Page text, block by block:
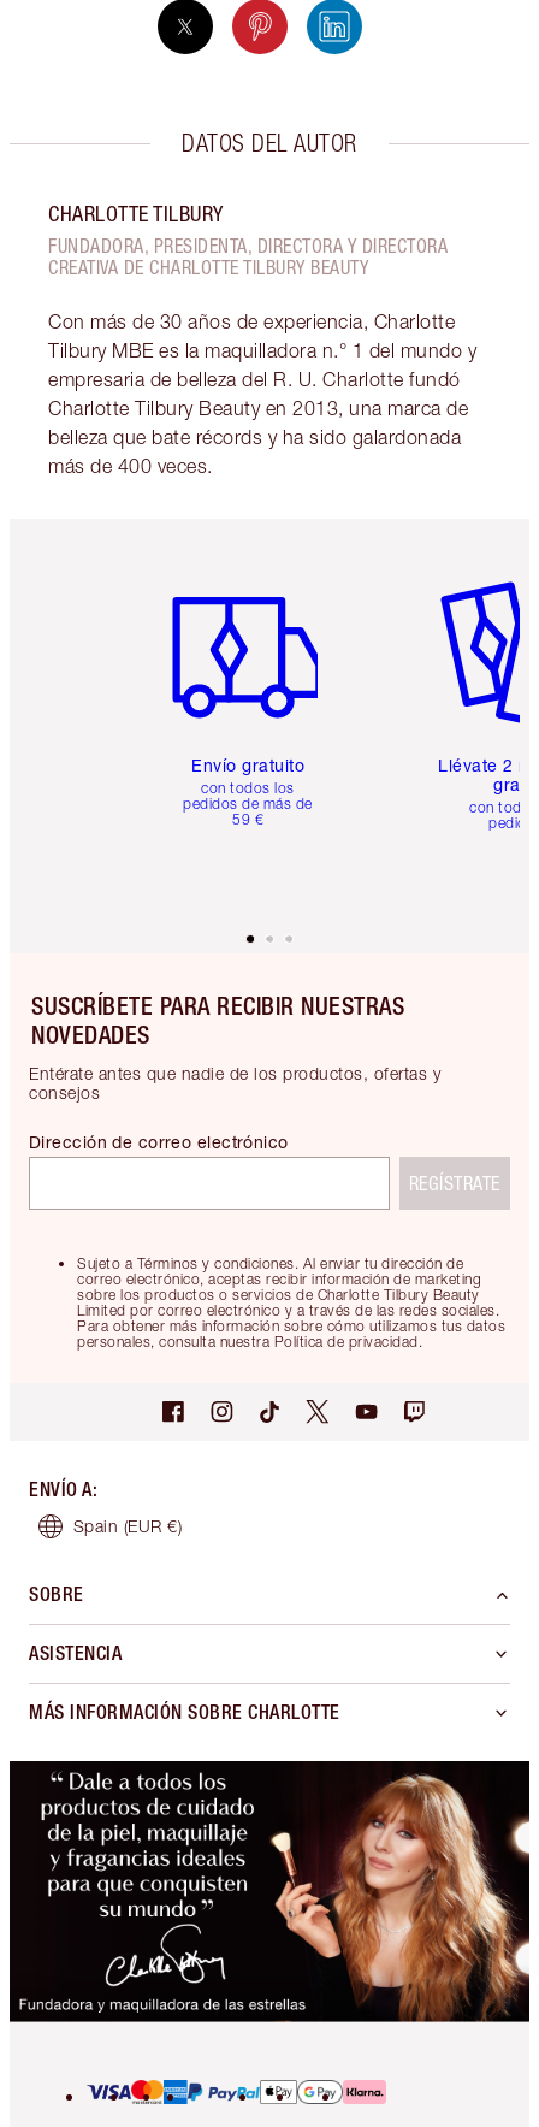
DATOS DEL AUTOR
CHARLOTTE TILBURY
FUNDADORA, PRESIDENTA, DIRECTORA Y DIRECTORA
CREATIVA DE CHARLOTTE TILBURY BEAUTY
Con más de 30 años de experiencia, Charlotte
Tilbury MBE es la maquilladora n.° 1 del mundo y
empresaria de belleza del R. U. Charlotte fundó
Charlotte Tilbury Beauty en 2013, una marca de
belleza que bate récords y ha sido galardonada
más de 400 veces.
Envío gratuito
con todos los
pedidos de más de
59 €
Llévate 2
gratis
con
SUSCRÍBETE PARA RECIBIR NUESTRAS
NOVEDADES
Entérate antes que nadie de los productos, ofertas y
consejos
Sujeto a Términos y condiciones. Al enviar tu dirección de
correo electrónico, aceptas recibir información de marketing
sobre los productos o servicios de Charlotte Tilbury Beauty
Limited por correo electrónico y a través de las redes sociales.
Para obtener más información sobre cómo utilizamos tus datos
personales, consulta nuestra Política de privacidad.
Dirección de correo electrónico
REGÍSTRATE
ENVÍO A:
Spain (EUR €)
SOBRE
ASISTENCIA
MÁS INFORMACIÓN SOBRE CHARLOTTE